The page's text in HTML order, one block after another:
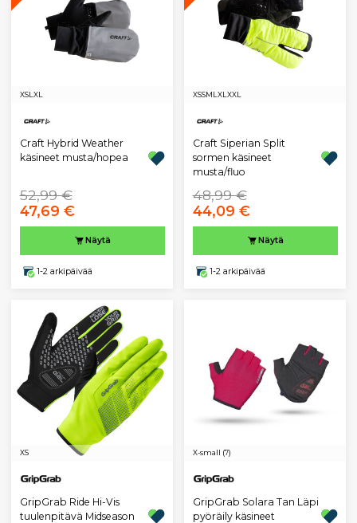
XSL XL
Craft Hybrid Weather
käsineet musta/hopea
52,99 €
47,69 €
Näytä
1-2 arkipäivää
XSSML XL XXL
Craft Siperian Split
sormen käsineet
musta/fluo
48,99 €
44,09 €
Näytä
1-2 arkipäivää
XS
GripGrab Ride Hi-Vis
tuulenpitävä Midseason
X-small (7)
GripGrab Solara Tan Läpi
pyöräily käsineet